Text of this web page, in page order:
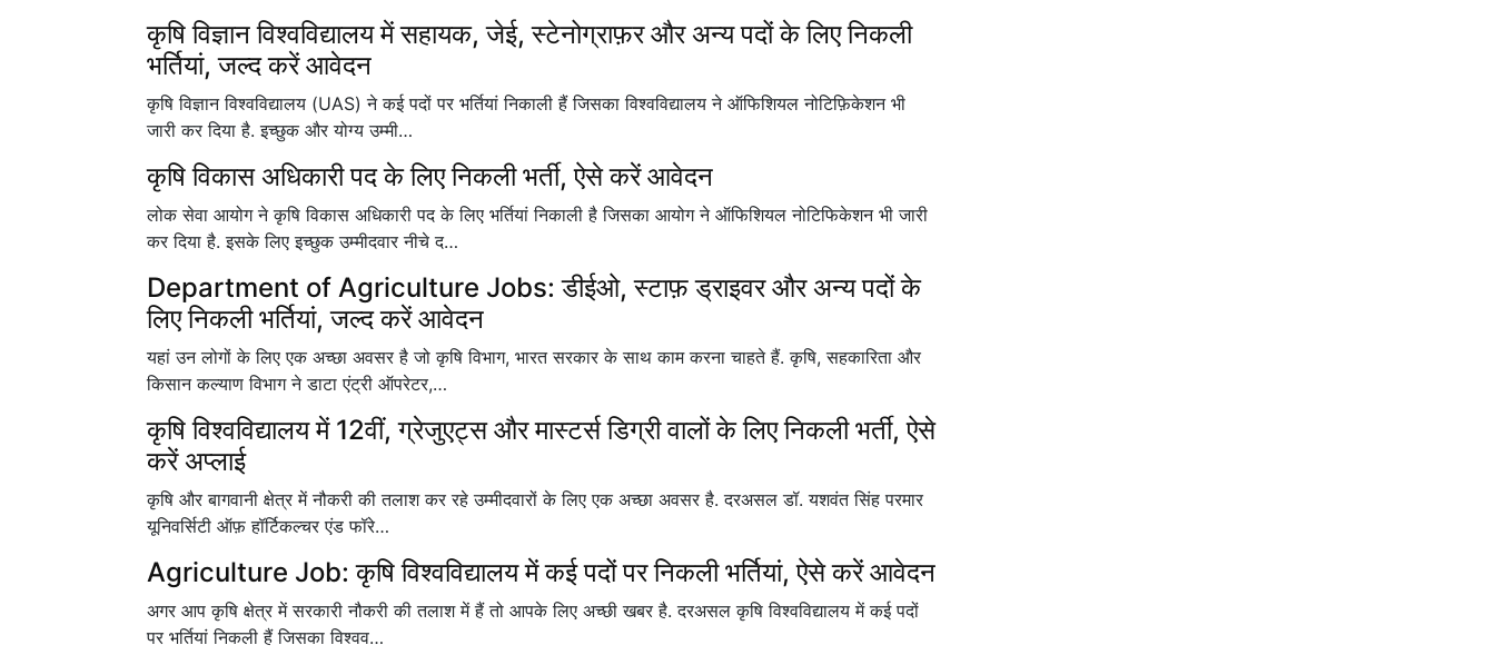
कृषि विज्ञान विश्वविद्यालय में सहायक, जेई, स्टेनोग्राफ़र और अन्य पदों के लिए निकली
भर्तियां, जल्द करें आवेदन
कृषि विज्ञान विश्वविद्यालय (UAS) ने कई पदों पर भर्तियां निकाली हैं जिसका विश्वविद्यालय ने ऑफिशियल नोटिफ़िकेशन भी
जारी कर दिया है. इच्छुक और योग्य उम्मी…
कृषि विकास अधिकारी पद के लिए निकली भर्ती, ऐसे करें आवेदन
लोक सेवा आयोग ने कृषि विकास अधिकारी पद के लिए भर्तियां निकाली है जिसका आयोग ने ऑफिशियल नोटिफिकेशन भी जारी
कर दिया है. इसके लिए इच्छुक उम्मीदवार नीचे द…
Department of Agriculture Jobs: डीईओ, स्टाफ़ ड्राइवर और अन्य पदों के
लिए निकली भर्तियां, जल्द करें आवेदन
यहां उन लोगों के लिए एक अच्छा अवसर है जो कृषि विभाग, भारत सरकार के साथ काम करना चाहते हैं. कृषि, सहकारिता और
किसान कल्याण विभाग ने डाटा एंट्री ऑपरेटर,…
कृषि विश्वविद्यालय में 12वीं, ग्रेजुएट्स और मास्टर्स डिग्री वालों के लिए निकली भर्ती, ऐसे
करें अप्लाई
कृषि और बागवानी क्षेत्र में नौकरी की तलाश कर रहे उम्मीदवारों के लिए एक अच्छा अवसर है. दरअसल डॉ. यशवंत सिंह परमार
यूनिवर्सिटी ऑफ़ हॉर्टिकल्चर एंड फॉरे…
Agriculture Job: कृषि विश्वविद्यालय में कई पदों पर निकली भर्तियां, ऐसे करें आवेदन
अगर आप कृषि क्षेत्र में सरकारी नौकरी की तलाश में हैं तो आपके लिए अच्छी खबर है. दरअसल कृषि विश्वविद्यालय में कई पदों
पर भर्तियां निकली हैं जिसका विश्वव…